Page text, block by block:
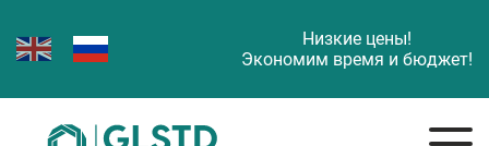
Низкие цены!
Экономим время и бюджет!